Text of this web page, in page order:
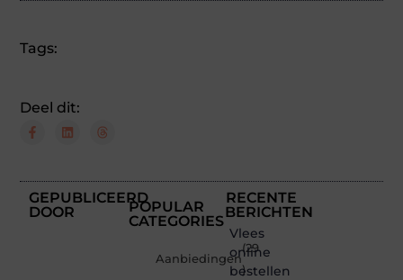
Tags:
Deel dit:
GEPUBLICEERD
DOOR
POPULAR
CATEGORIES
Aanbiedingen
(29
)
RECENTE
BERICHTEN
Vlees
online
bestellen